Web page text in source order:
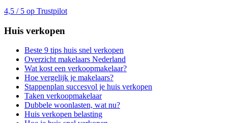
4,5 / 5 op Trustpilot
Huis verkopen
Beste 9 tips huis snel verkopen
Overzicht makelaars Nederland
Wat kost een verkoopmakelaar?
Hoe vergelijk je makelaars?
Stappenplan succesvol je huis verkopen
Taken verkoopmakelaar
Dubbele woonlasten, wat nu?
Huis verkopen belasting